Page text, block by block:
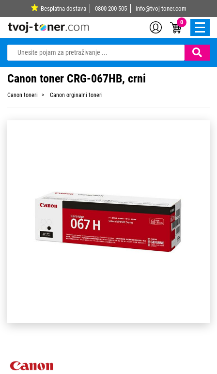
Besplatna dostava 0800 200 505 info@tvoj-toner.com
0
Canon toner CRG-067HB, crni
Canon toneri Canon orginalni toneri